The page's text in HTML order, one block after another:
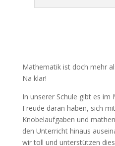
Mathematik ist doch mehr
Na klar!
In unserer Schule gibt es im
Freude daran haben, sich
Knobelaufgaben und
den Unterricht hinaus
wir toll und unterstützen